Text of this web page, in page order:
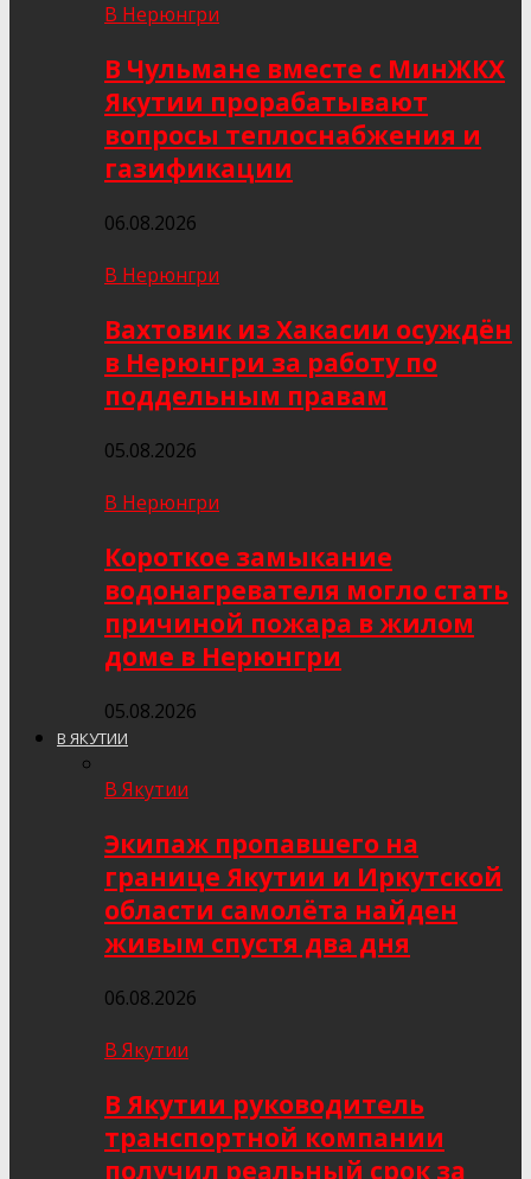
В Нерюнгри
В Чульмане вместе с МинЖКХ
Якутии прорабатывают
вопросы теплоснабжения и
газификации
06.08.2026
В Нерюнгри
Вахтовик из Хакасии осуждён
в Нерюнгри за работу по
поддельным правам
05.08.2026
В Нерюнгри
Короткое замыкание
водонагревателя могло стать
причиной пожара в жилом
доме в Нерюнгри
05.08.2026
В ЯКУТИИ
В Якутии
Экипаж пропавшего на
границе Якутии и Иркутской
области самолёта найден
живым спустя два дня
06.08.2026
В Якутии
В Якутии руководитель
транспортной компании
получил реальный срок за